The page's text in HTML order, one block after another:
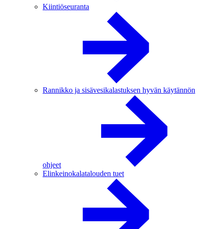
Kiintiöseuranta
Rannikko ja sisävesikalastuksen hyvän käytännön
ohjeet
Elinkeinokalatalouden tuet